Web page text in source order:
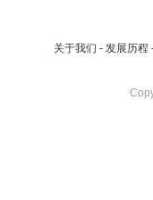
关于我们 - 发展历程